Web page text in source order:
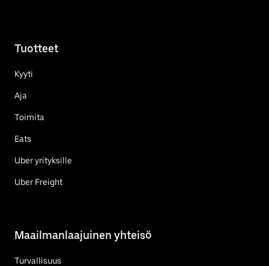
Tuotteet
Kyyti
Aja
Toimita
Eats
Uber yrityksille
Uber Freight
Maailmanlaajuinen yhteisö
Turvallisuus